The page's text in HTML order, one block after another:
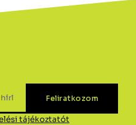
tájékoztatót